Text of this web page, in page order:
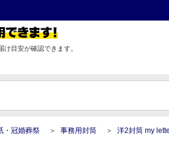
目安が確認できます。
・冠婚葬祭 事務用封筒 洋2封筒 my